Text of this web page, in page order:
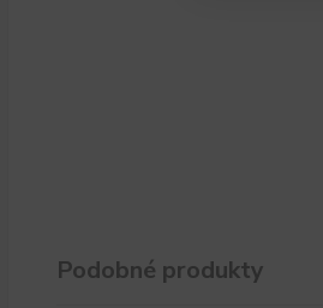
Podobné produkty